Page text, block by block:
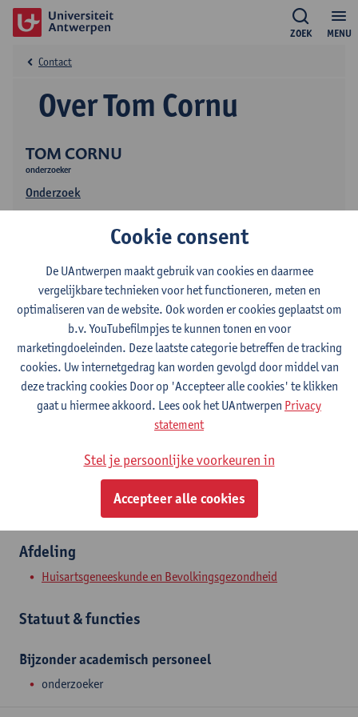
MENU
ZOEK
TOM CORNU
onderzoeker
Onderzoek
Over Tom Cornu
Contact
Contact
Doornstraat 331
Afdeling
Huisartsgeneeskunde en Bevolkingsgezondheid
Statuut & functies
Bijzonder academisch personeel
onderzoeker
Cookie consent
De UAntwerpen maakt gebruik van cookies en daarmee
vergelijkbare technieken voor het functioneren, meten en
optimaliseren van de website. Ook worden er cookies geplaatst om
b.v. YouTubefilmpjes te kunnen tonen en voor
marketingdoeleinden. Deze laatste categorie betreffen de tracking
cookies. Uw internetgedrag kan worden gevolgd door middel van
deze tracking cookies Door op 'Accepteer alle cookies' te klikken
gaat u hiermee akkoord. Lees ook het UAntwerpen Privacy
statement
Stel je persoonlijke voorkeuren in
Accepteer alle cookies